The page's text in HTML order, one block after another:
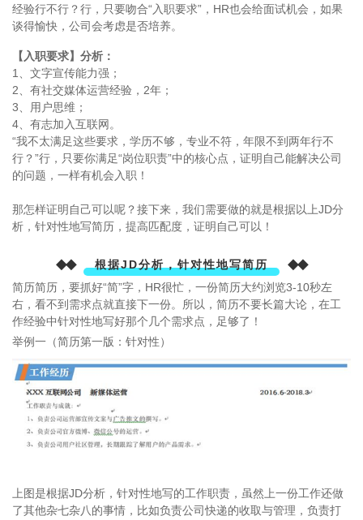
经验行不行？行，只要吻合“入职要求”，HR也会给面试机会，如果
谈得愉快，公司会考虑是否培养。
【入职要求】分析：
1、文字宣传能力强；
2、有社交媒体运营经验，2年；
3、用户思维；
4、有志加入互联网。
“我不太满足这些要求，学历不够，专业不符，年限不到两年行不
行？”行，只要你满足“岗位职责”中的核心点，证明自己能解决公司
的问题，一样有机会入职！
那怎样证明自己可以呢？接下来，我们需要做的就是根据以上JD分
析，针对性地写简历，提高匹配度，证明自己可以！
◆◆ 根据JD分析，针对性地写简历 ◆◆
简历简历，要抓好“简”字，HR很忙，一份简历大约浏览3-10秒左
右，看不到需求点就直接下一份。所以，简历不要长篇大论，在工
作经验中针对性地写好那个几个需求点，足够了！
举例一（简历第一版：针对性）
上图是根据JD分析，针对性地写的工作职责，虽然上一份工作还做
了其他杂七杂八的事情，比如负责公司快递的收取与管理，负责打